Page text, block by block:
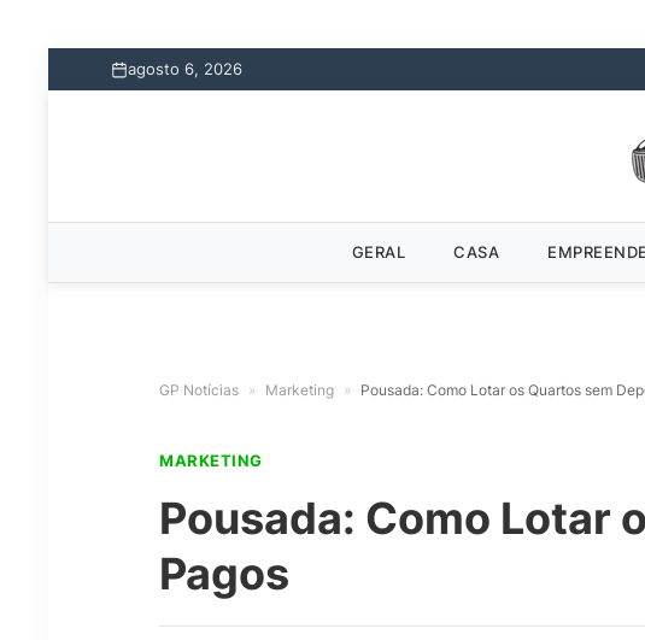
agosto 6, 2026
GERAL CASA
GP Notícias » Marketing » Pousada: Como Lotar os Quartos sem
MARKETING
Pousada: Como Lotar
Pagos